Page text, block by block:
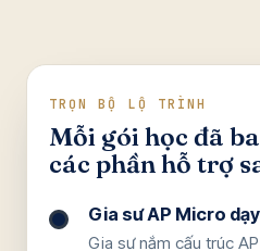
TRỌN BỘ LỘ TRÌNH
Mỗi gói học đã
các phần hỗ trợ
Gia sư AP Micro dạy
Gia sư nắm cấu trúc